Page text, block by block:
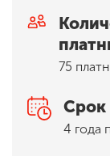
75
Срок
4 года